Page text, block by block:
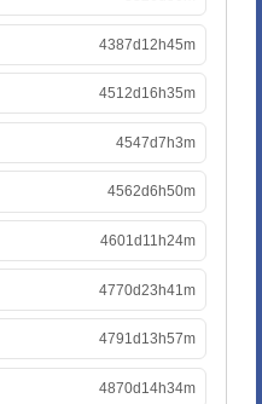
4387d12h45m
4512d16h35m
4547d7h3m
4562d6h50m
4601d11h24m
4770d23h41m
4791d13h57m
4870d14h34m